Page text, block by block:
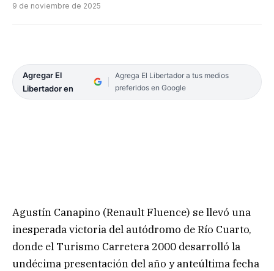
9 de noviembre de 2025
Agregar El
Libertador en
Agrega El Libertador a tus medios
preferidos en Google
Agustín Canapino (Renault Fluence) se llevó una
inesperada victoria del autódromo de Río Cuarto,
donde el Turismo Carretera 2000 desarrolló la
undécima presentación del año y anteúltima fecha